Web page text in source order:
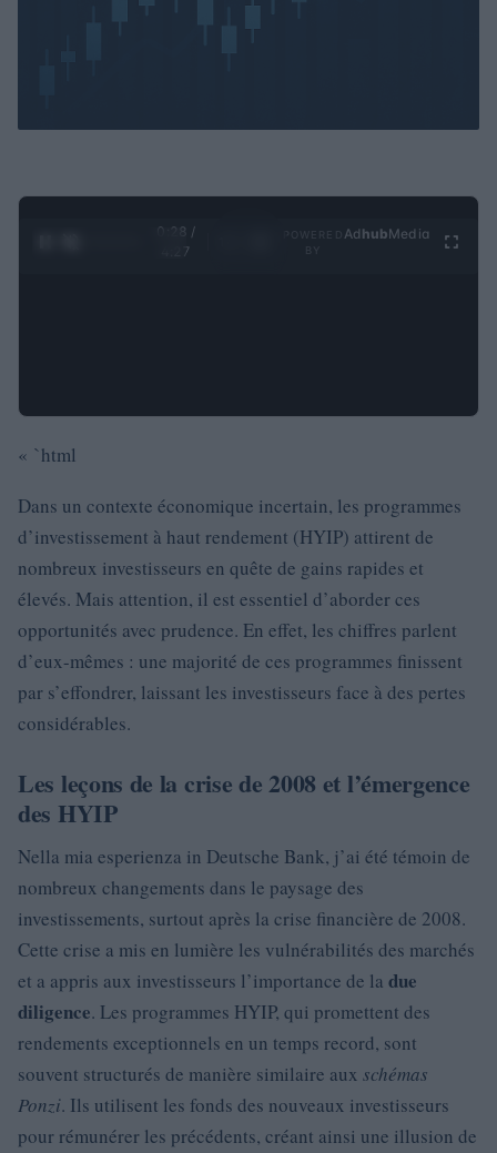
0:29 /
4:27
Ad hubMedia
« `html
Dans un contexte économique incertain, les programmes
d’investissement à haut rendement (HYIP) attirent de
nombreux investisseurs en quête de gains rapides et
élevés. Mais attention, il est essentiel d’aborder ces
opportunités avec prudence. En effet, les chiffres parlent
d’eux-mêmes : une majorité de ces programmes finissent
par s’effondrer, laissant les investisseurs face à des pertes
considérables.
Les leçons de la crise de 2008 et l’émergence
des HYIP
Nella mia esperienza in Deutsche Bank, j’ai été témoin de
nombreux changements dans le paysage des
investissements, surtout après la crise financière de 2008.
Cette crise a mis en lumière les vulnérabilités des marchés
et a appris aux investisseurs l’importance de la due
diligence. Les programmes HYIP, qui promettent des
rendements exceptionnels en un temps record, sont
souvent structurés de manière similaire aux schémas
Ponzi. Ils utilisent les fonds des nouveaux investisseurs
pour rémunérer les précédents, créant ainsi une illusion de